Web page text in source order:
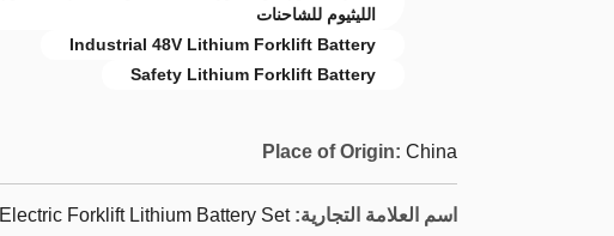
الليثيوم للشاحنات
Industrial 48V Lithium Forklift Battery
Safety Lithium Forklift Battery
Place of Origin: China
اسم العلامة التجارية: Electric Forklift Lithium Battery Set